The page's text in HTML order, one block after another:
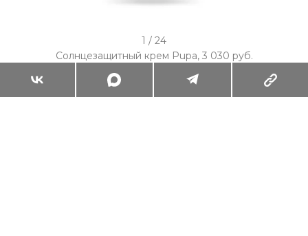
1 / 24
Солнцезащитный крем Pupa, 3 030 руб.
РЕКЛАМА – ПРОДОЛЖЕНИЕ НИЖЕ